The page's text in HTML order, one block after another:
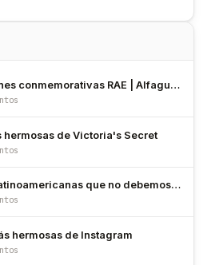
conmemorativas RAE | Alfaguara
hermosas de Victoria's Secret
que no debemos dejar de leer
hermosas de Instagram